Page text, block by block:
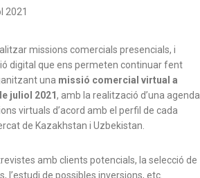
2021
missions comercials presencials, i
digital que ens permeten continuar fent
una missió comercial virtual a
juliol 2021, amb la realització d’una agenda
virtuals d’acord amb el perfil de cada
de Kazakhstan i Uzbekistan.
amb clients potencials, la selecció de
de possibles inversions, etc.